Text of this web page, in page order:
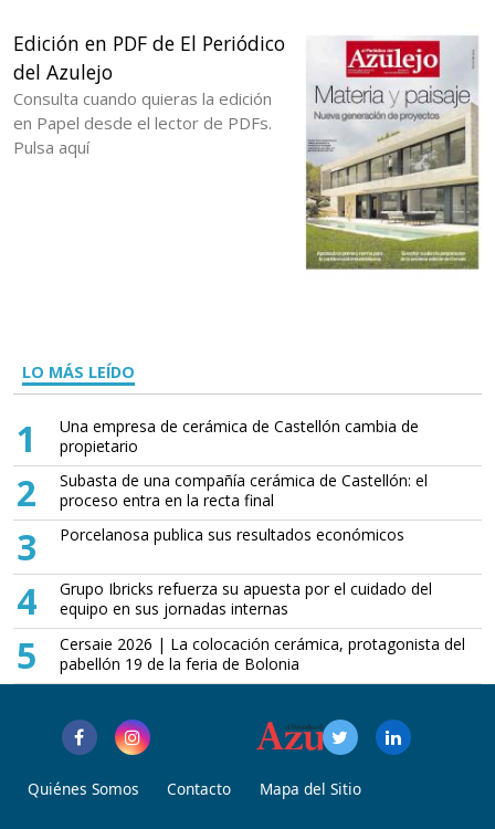
Edición en PDF de El Periódico
del Azulejo
Consulta cuando quieras la edición
en Papel desde el lector de PDFs.
Pulsa aquí
LO MÁS LEÍDO
1
Una empresa de cerámica de Castellón cambia de
propietario
2
Subasta de una compañía cerámica de Castellón: el
proceso entra en la recta final
3 Porcelanosa publica sus resultados económicos
4
Grupo Ibricks refuerza su apuesta por el cuidado del
equipo en sus jornadas internas
5
Cersaie 2026 | La colocación cerámica, protagonista del
pabellón 19 de la feria de Bolonia
Quiénes Somos Contacto Mapa del Sitio